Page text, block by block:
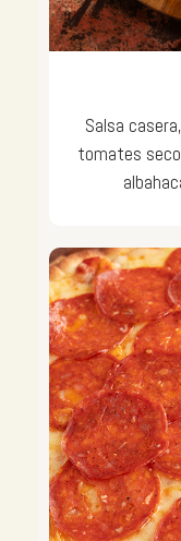
Salsa
tomates